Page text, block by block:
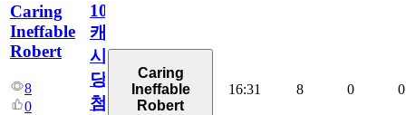
Caring
Ineffable
Robert
8
0
100
캐
시
당
첨
Caring
Ineffable
Robert
16:31 8 0 0